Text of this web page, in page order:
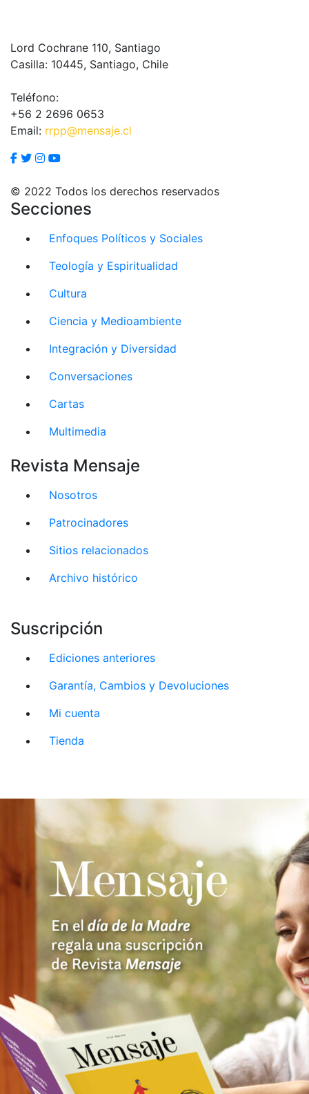
Lord Cochrane 110, Santiago
Casilla: 10445, Santiago, Chile
Teléfono:
+56 2 2696 0653
Email: rrpp@mensaje.cl
© 2022 Todos los derechos reservados
Secciones
Enfoques Políticos y Sociales
Teología y Espiritualidad
Cultura
Ciencia y Medioambiente
Integración y Diversidad
Conversaciones
Cartas
Multimedia
Revista Mensaje
Nosotros
Patrocinadores
Sitios relacionados
Archivo histórico
Suscripción
Ediciones anteriores
Garantía, Cambios y Devoluciones
Mi cuenta
Tienda